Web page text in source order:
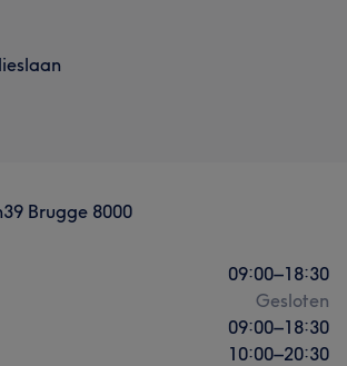
Brugge 8000
09:00–18:30
Gesloten
09:00–18:30
10:00–20:30